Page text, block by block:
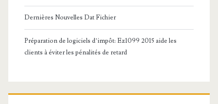
Dernières Nouvelles Dat Fichier
Préparation de logiciels d’impôt: Ez1099 2015 aide les
clients à éviter les pénalités de retard